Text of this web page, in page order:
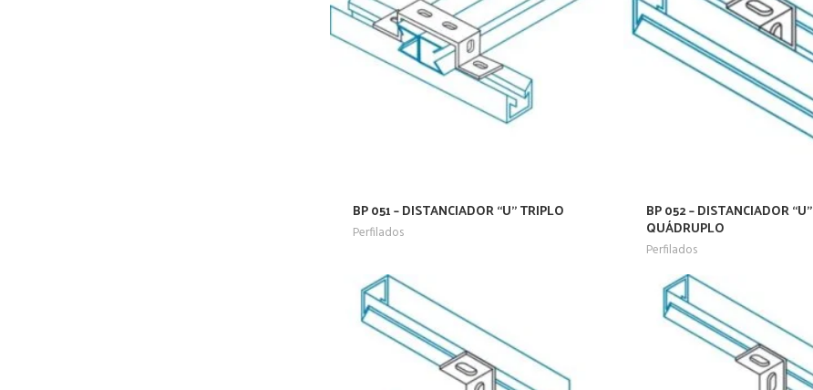
BP 051 – DISTANCIADOR “U” TRIPLO
Perfilados
BP 052 – DISTANCIADOR “U”
QUÁDRUPLO
Perfilados